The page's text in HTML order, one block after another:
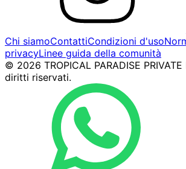
Chi siamoContattiCondizioni d'uso
privacyLinee guida della comunità
© 2026 TROPICAL PARADISE
diritti riservati.